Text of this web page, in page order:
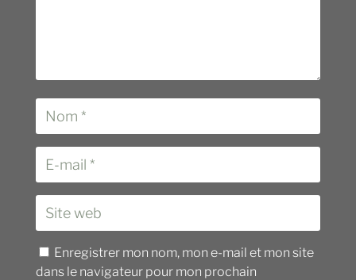
Enregistrer mon nom, mon e-mail et mon site
dans le navigateur pour mon prochain